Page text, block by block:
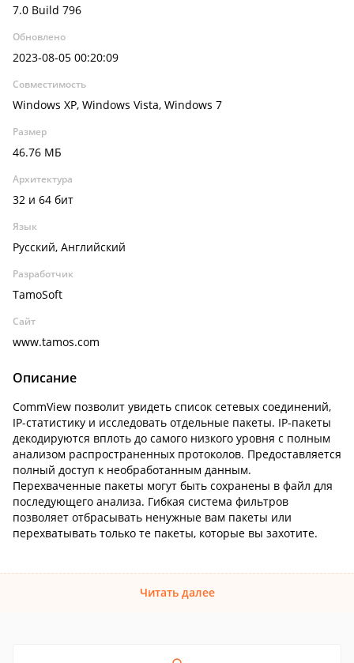
7.0 Build 796
Обновлено
2023-08-05 00:20:09
Совместимость
Windows XP, Windows Vista, Windows 7
Размер
46.76 МБ
Архитектура
32 и 64 бит
Язык
Русский, Английский
Разработчик
TamoSoft
Сайт
www.tamos.com
Описание
CommView позволит увидеть список сетевых соединений,
IP-статистику и исследовать отдельные пакеты. IP-пакеты
декодируются вплоть до самого низкого уровня с полным
анализом распространенных протоколов. Предоставляется
полный доступ к необработанным данным.
Перехваченные пакеты могут быть сохранены в файл для
последующего анализа. Гибкая система фильтров
позволяет отбрасывать ненужные вам пакеты или
перехватывать только те пакеты, которые вы захотите.
Читать далее